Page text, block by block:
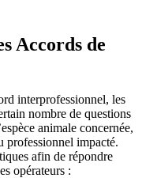
Accords de
interprofessionnel, les
nombre de questions
animale concernée,
professionnel impacté.
afin de répondre
opérateurs :